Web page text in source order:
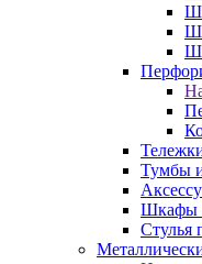
Тумбы
Шкафы
Стулья